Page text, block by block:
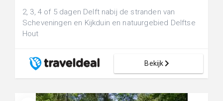
2, 3, 4 of 5 dagen Delft nabij de stranden van
Scheveningen en Kijkduin en natuurgebied Delftse
Hout
Bekijk